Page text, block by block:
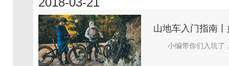
山地车入门指南
小编带你们入坑了